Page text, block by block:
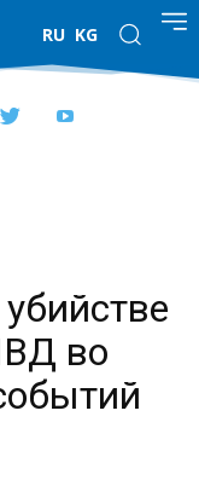
RU KG
во